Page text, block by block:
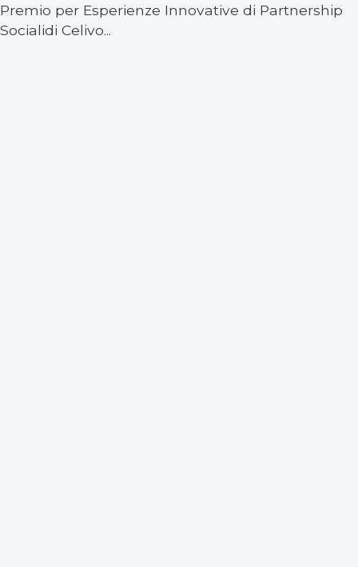
Premio per Esperienze Innovative di Partnership
Socialidi Celivo...